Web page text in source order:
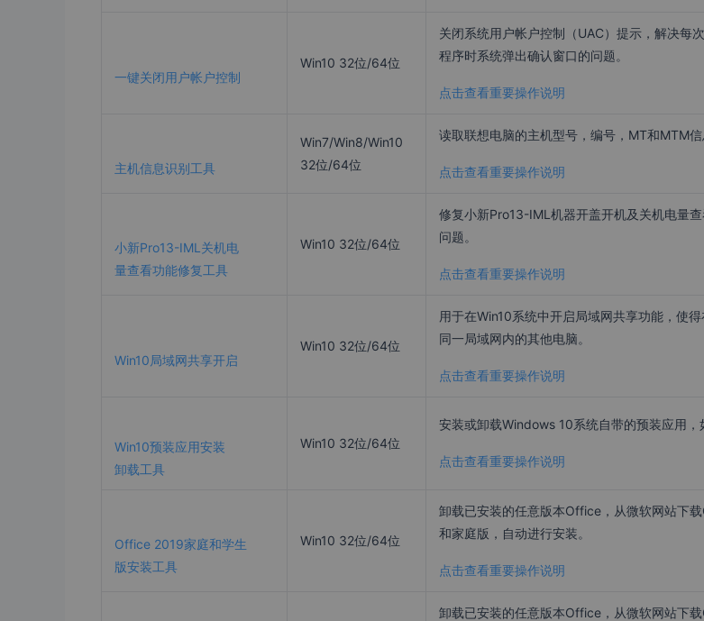
一键关闭用户帐户控制
Win10 32位/64位
关闭系统用户帐户控制（UAC）提示，解决每
程序时系统弹出确认窗口的问题。
点击查看重要操作说明
主机信息识别工具
Win7/Win8/Win10
32位/64位
读取联想电脑的主机型号，编号，MT和MTM信
点击查看重要操作说明
小新Pro13-IML关机电
量查看功能修复工具
Win10 32位/64位
修复小新Pro13-IML机器开盖开机及关机电量
问题。
点击查看重要操作说明
Win10局域网共享开启
Win10 32位/64位
用于在Win10系统中开启局域网共享功能，使
同一局域网内的其他电脑。
点击查看重要操作说明
Win10预装应用安装
卸载工具
Win10 32位/64位
安装或卸载Windows 10系统自带的预装应用，
点击查看重要操作说明
Office 2019家庭和学生
版安装工具
Win10 32位/64位
卸载已安装的任意版本Office，从微软网站下
和家庭版，自动进行安装。
点击查看重要操作说明
卸载已安装的任意版本Office，从微软网站下